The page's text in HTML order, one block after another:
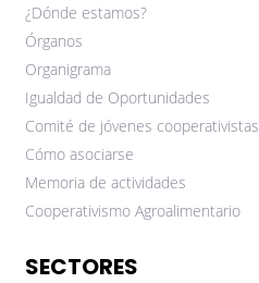
¿Dónde estamos?
Órganos
Organigrama
Igualdad de Oportunidades
Comité de jóvenes cooperativistas
Cómo asociarse
Memoria de actividades
Cooperativismo Agroalimentario
SECTORES